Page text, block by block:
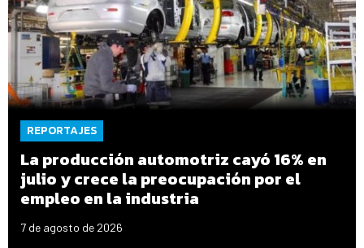
REPORTAJES
La producción automotriz cayó 16% en
julio y crece la preocupación por el
empleo en la industria
7 de agosto de 2026